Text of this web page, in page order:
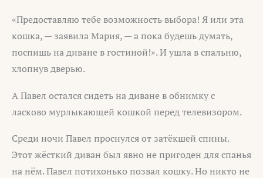
«Предоставляю тебе возможность выбора! Я или эта
кошка, — заявила Мария, — а пока будешь думать,
поспишь на диване в гостиной!». И ушла в спальню,
хлопнув дверью.
А Павел остался сидеть на диване в обнимку с
ласково мурлыкающей кошкой перед телевизором.
Среди ночи Павел проснулся от затёкшей спины.
Этот жёсткий диван был явно не пригоден для спанья
на нём. Павел потихонько позвал кошку. Но никто не